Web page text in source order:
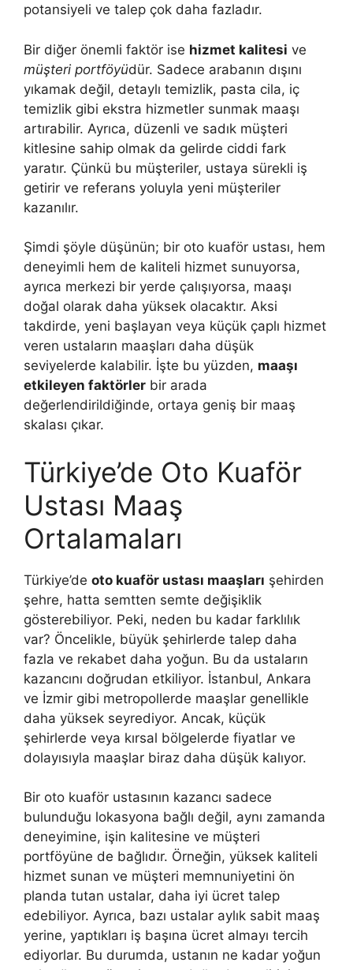
potansiyeli ve talep çok daha fazladır.
Bir diğer önemli faktör ise hizmet kalitesi ve
müşteri portföyüdür. Sadece arabanın dışını
yıkamak değil, detaylı temizlik, pasta cila, iç
temizlik gibi ekstra hizmetler sunmak maaşı
artırabilir. Ayrıca, düzenli ve sadık müşteri
kitlesine sahip olmak da gelirde ciddi fark
yaratır. Çünkü bu müşteriler, ustaya sürekli iş
getirir ve referans yoluyla yeni müşteriler
kazanılır.
Şimdi şöyle düşünün; bir oto kuaför ustası, hem
deneyimli hem de kaliteli hizmet sunuyorsa,
ayrıca merkezi bir yerde çalışıyorsa, maaşı
doğal olarak daha yüksek olacaktır. Aksi
takdirde, yeni başlayan veya küçük çaplı hizmet
veren ustaların maaşları daha düşük
seviyelerde kalabilir. İşte bu yüzden, maaşı
etkileyen faktörler bir arada
değerlendirildiğinde, ortaya geniş bir maaş
skalası çıkar.
Türkiye’de Oto Kuaför
Ustası Maaş
Ortalamaları
Türkiye’de oto kuaför ustası maaşları şehirden
şehre, hatta semtten semte değişiklik
gösterebiliyor. Peki, neden bu kadar farklılık
var? Öncelikle, büyük şehirlerde talep daha
fazla ve rekabet daha yoğun. Bu da ustaların
kazancını doğrudan etkiliyor. İstanbul, Ankara
ve İzmir gibi metropollerde maaşlar genellikle
daha yüksek seyrediyor. Ancak, küçük
şehirlerde veya kırsal bölgelerde fiyatlar ve
dolayısıyla maaşlar biraz daha düşük kalıyor.
Bir oto kuaför ustasının kazancı sadece
bulunduğu lokasyona bağlı değil, aynı zamanda
deneyimine, işin kalitesine ve müşteri
portföyüne de bağlıdır. Örneğin, yüksek kaliteli
hizmet sunan ve müşteri memnuniyetini ön
planda tutan ustalar, daha iyi ücret talep
edebiliyor. Ayrıca, bazı ustalar aylık sabit maaş
yerine, yaptıkları iş başına ücret almayı tercih
ediyorlar. Bu durumda, ustanın ne kadar yoğun